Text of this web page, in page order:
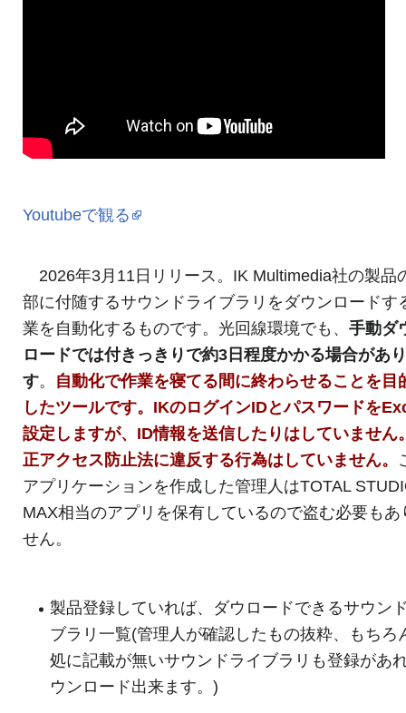
Youtubeで観る
2026年3月11日リリース。IK Multimedia社の製品
部に付随するサウンドライブラリをダウンロードす
業を自動化するものです。光回線環境でも、手動ダ
ロードでは付きっきりで約3日程度かかる場合があ
す。 自動化で作業を寝てる間に終わらせることを目
したツールです。IKのログインIDとパスワードを
設定しますが、ID情報を送信したりはしていません
正アクセス防止法に違反する行為はしていません。
アプリケーションを作成した管理人はTOTAL
MAX相当のアプリを保有しているので盗む必要もあ
せん。
製品登録していれば、ダウロードできるサウン
ブラリ一覧(管理人が確認したもの抜粋、もちろ
処に記載が無いサウンドライブラリも登録があ
ウンロード出来ます。)